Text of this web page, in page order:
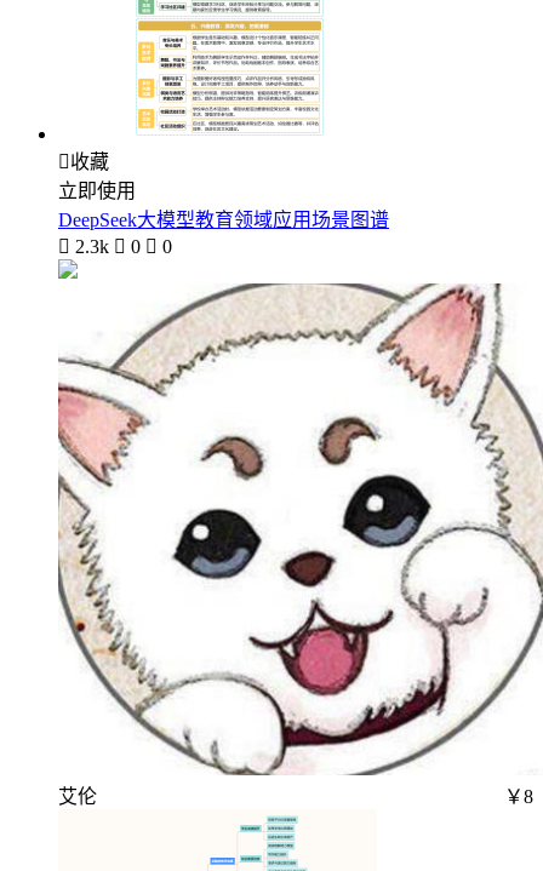
收藏
立即使用
DeepSeek大模型教育领域应用场景图谱
 2.3k  0  0
艾伦 ￥8